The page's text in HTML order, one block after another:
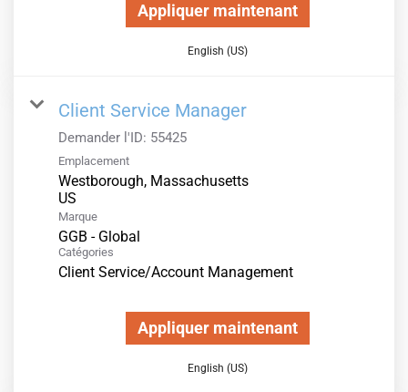
Appliquer maintenant
English (US)
Client Service Manager
Demander l'ID: 55425
Emplacement
Westborough, Massachusetts
Marque
GGB - Global
Catégories
Client Service/Account Management
Appliquer maintenant
English (US)